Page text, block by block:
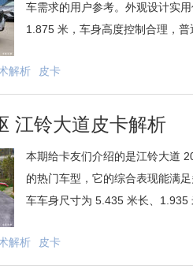
车需求的用户参考。外观设计实
1.875 米，车身高度控制合理，普
解析 皮卡
江铃大道皮卡解析
本期给卡友们介绍的是江铃大道
的热门车型，它的综合表现能满
车车身尺寸为 5.435 米长、1.935
解析 皮卡